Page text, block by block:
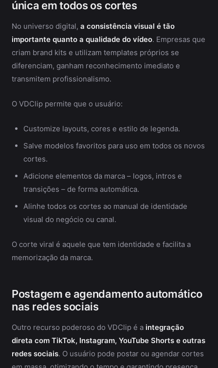
única em todos os cortes
No universo digital, a consistência visual é tão
importante quanto a qualidade do vídeo. Empresas que
criam brand kits e utilizam templates próprios se
diferenciam, ganham reconhecimento imediato e
transmitem profissionalismo.
O VDClip permite que o usuário:
Customize layouts, cores e estilo de legenda.
Salve modelos favoritos para uso em todos os novos
cortes.
Adicione elementos da marca – logos, intros e
transições – de forma automática.
Alinhe todos os cortes ao manual de identidade
visual do negócio ou canal.
O corte viral é aquele que tem identidade e facilita a
memorização da marca.
Postagem e agendamento automático
nas redes sociais
Outro recurso poderoso do VDClip é a integração
direta com TikTok, Instagram, YouTube Shorts e outras
redes sociais. O usuário pode postar ou agendar cortes